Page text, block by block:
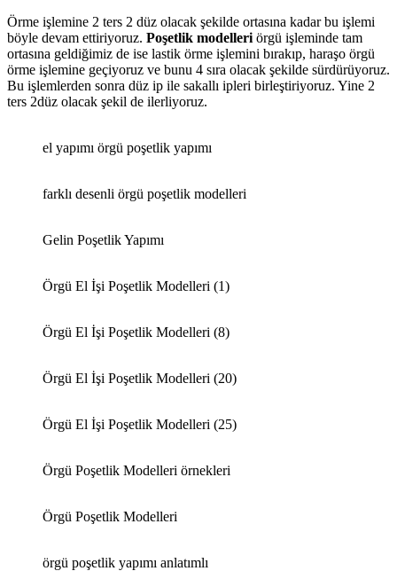
Örme işlemine 2 ters 2 düz olacak şekilde ortasına kadar bu işlemi
böyle devam ettiriyoruz. Poşetlik modelleri örgü işleminde tam
ortasına geldiğimiz de ise lastik örme işlemini bırakıp, haraşo örgü
örme işlemine geçiyoruz ve bunu 4 sıra olacak şekilde sürdürüyoruz.
Bu işlemlerden sonra düz ip ile sakallı ipleri birleştiriyoruz. Yine 2
ters 2düz olacak şekil de ilerliyoruz.
el yapımı örgü poşetlik yapımı
farklı desenli örgü poşetlik modelleri
Gelin Poşetlik Yapımı
Örgü El İşi Poşetlik Modelleri (1)
Örgü El İşi Poşetlik Modelleri (8)
Örgü El İşi Poşetlik Modelleri (20)
Örgü El İşi Poşetlik Modelleri (25)
Örgü Poşetlik Modelleri örnekleri
Örgü Poşetlik Modelleri
örgü poşetlik yapımı anlatımlı